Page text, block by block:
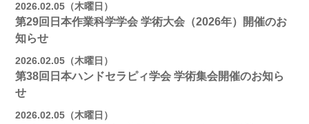
2026.02.05（木曜日）
第29回日本作業科学学会 学術大会（2026年）開催のお
知らせ
2026.02.05（木曜日）
第38回日本ハンドセラピィ学会 学術集会開催のお知ら
せ
2026.02.05（木曜日）